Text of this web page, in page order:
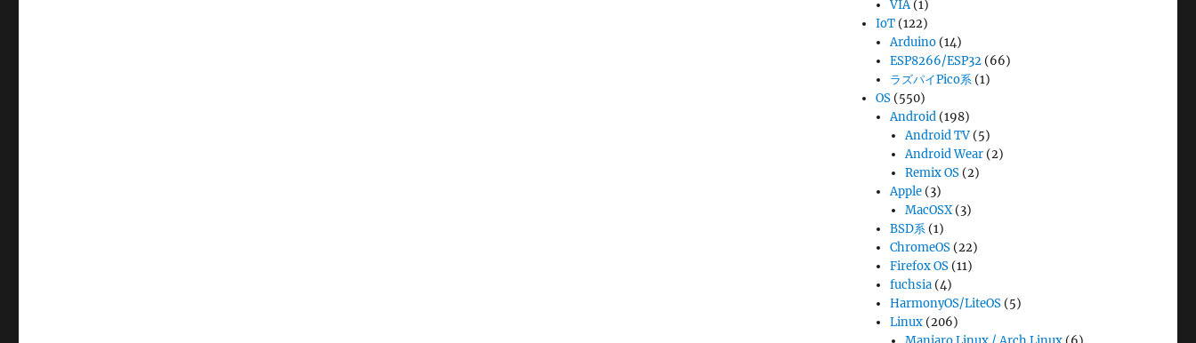
VIA(1)
IoT (122)
Arduino (14)
ESP8266/ESP32 (66)
ラズパイPico系 (1)
OS (550)
Android (198)
Android TV(5)
Android Wear(2)
Remix OS(2)
Apple (3)
MacOSX(3)
BSD系 (1)
ChromeOS (22)
Firefox OS (11)
fuchsia (4)
HarmonyOS/LiteOS (5)
Linux (206)